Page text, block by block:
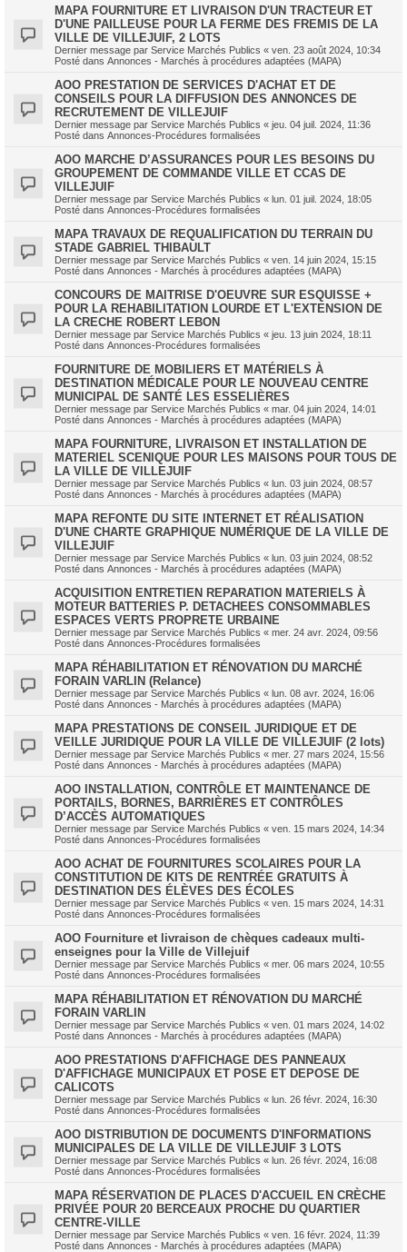
MAPA FOURNITURE ET LIVRAISON D'UN TRACTEUR ET
D'UNE PAILLEUSE POUR LA FERME DES FREMIS DE LA
VILLE DE VILLEJUIF, 2 LOTS
Dernier message par Service Marchés Publics « ven. 23 août 2024, 10:34
Posté dans Annonces - Marchés à procédures adaptées (MAPA)
AOO PRESTATION DE SERVICES D'ACHAT ET DE
CONSEILS POUR LA DIFFUSION DES ANNONCES DE
RECRUTEMENT DE VILLEJUIF
Dernier message par Service Marchés Publics « jeu. 04 juil. 2024, 11:36
Posté dans Annonces-Procédures formalisées
AOO MARCHE D’ASSURANCES POUR LES BESOINS DU
GROUPEMENT DE COMMANDE VILLE ET CCAS DE
VILLEJUIF
Dernier message par Service Marchés Publics « lun. 01 juil. 2024, 18:05
Posté dans Annonces-Procédures formalisées
MAPA TRAVAUX DE REQUALIFICATION DU TERRAIN DU
STADE GABRIEL THIBAULT
Dernier message par Service Marchés Publics « ven. 14 juin 2024, 15:15
Posté dans Annonces - Marchés à procédures adaptées (MAPA)
CONCOURS DE MAITRISE D'OEUVRE SUR ESQUISSE +
POUR LA REHABILITATION LOURDE ET L'EXTENSION DE
LA CRECHE ROBERT LEBON
Dernier message par Service Marchés Publics « jeu. 13 juin 2024, 18:11
Posté dans Annonces-Procédures formalisées
FOURNITURE DE MOBILIERS ET MATÉRIELS À
DESTINATION MÉDICALE POUR LE NOUVEAU CENTRE
MUNICIPAL DE SANTÉ LES ESSELIÈRES
Dernier message par Service Marchés Publics « mar. 04 juin 2024, 14:01
Posté dans Annonces - Marchés à procédures adaptées (MAPA)
MAPA FOURNITURE, LIVRAISON ET INSTALLATION DE
MATERIEL SCENIQUE POUR LES MAISONS POUR TOUS DE
LA VILLE DE VILLEJUIF
Dernier message par Service Marchés Publics « lun. 03 juin 2024, 08:57
Posté dans Annonces - Marchés à procédures adaptées (MAPA)
MAPA REFONTE DU SITE INTERNET ET RÉALISATION
D'UNE CHARTE GRAPHIQUE NUMÉRIQUE DE LA VILLE DE
VILLEJUIF
Dernier message par Service Marchés Publics « lun. 03 juin 2024, 08:52
Posté dans Annonces - Marchés à procédures adaptées (MAPA)
ACQUISITION ENTRETIEN REPARATION MATERIELS À
MOTEUR BATTERIES P. DETACHEES CONSOMMABLES
ESPACES VERTS PROPRETE URBAINE
Dernier message par Service Marchés Publics « mer. 24 avr. 2024, 09:56
Posté dans Annonces-Procédures formalisées
MAPA RÉHABILITATION ET RÉNOVATION DU MARCHÉ
FORAIN VARLIN (Relance)
Dernier message par Service Marchés Publics « lun. 08 avr. 2024, 16:06
Posté dans Annonces - Marchés à procédures adaptées (MAPA)
MAPA PRESTATIONS DE CONSEIL JURIDIQUE ET DE
VEILLE JURIDIQUE POUR LA VILLE DE VILLEJUIF (2 lots)
Dernier message par Service Marchés Publics « mer. 27 mars 2024, 15:56
Posté dans Annonces - Marchés à procédures adaptées (MAPA)
AOO INSTALLATION, CONTRÔLE ET MAINTENANCE DE
PORTAILS, BORNES, BARRIÈRES ET CONTRÔLES
D’ACCÈS AUTOMATIQUES
Dernier message par Service Marchés Publics « ven. 15 mars 2024, 14:34
Posté dans Annonces-Procédures formalisées
AOO ACHAT DE FOURNITURES SCOLAIRES POUR LA
CONSTITUTION DE KITS DE RENTRÉE GRATUITS À
DESTINATION DES ÉLÈVES DES ÉCOLES
Dernier message par Service Marchés Publics « ven. 15 mars 2024, 14:31
Posté dans Annonces-Procédures formalisées
AOO Fourniture et livraison de chèques cadeaux multi-
enseignes pour la Ville de Villejuif
Dernier message par Service Marchés Publics « mer. 06 mars 2024, 10:55
Posté dans Annonces-Procédures formalisées
MAPA RÉHABILITATION ET RÉNOVATION DU MARCHÉ
FORAIN VARLIN
Dernier message par Service Marchés Publics « ven. 01 mars 2024, 14:02
Posté dans Annonces - Marchés à procédures adaptées (MAPA)
AOO PRESTATIONS D'AFFICHAGE DES PANNEAUX
D'AFFICHAGE MUNICIPAUX ET POSE ET DEPOSE DE
CALICOTS
Dernier message par Service Marchés Publics « lun. 26 févr. 2024, 16:30
Posté dans Annonces-Procédures formalisées
AOO DISTRIBUTION DE DOCUMENTS D'INFORMATIONS
MUNICIPALES DE LA VILLE DE VILLEJUIF 3 LOTS
Dernier message par Service Marchés Publics « lun. 26 févr. 2024, 16:08
Posté dans Annonces-Procédures formalisées
MAPA RÉSERVATION DE PLACES D'ACCUEIL EN CRÈCHE
PRIVÉE POUR 20 BERCEAUX PROCHE DU QUARTIER
CENTRE-VILLE
Dernier message par Service Marchés Publics « ven. 16 févr. 2024, 11:39
Posté dans Annonces - Marchés à procédures adaptées (MAPA)